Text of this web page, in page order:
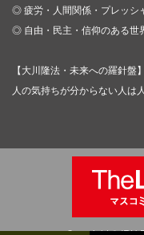
◎ 疲労・人間関係・プレッシ
◎ 自由・民主・信仰のある世
【大川隆法・未来への羅針盤】
人の気持ちが分からない人は